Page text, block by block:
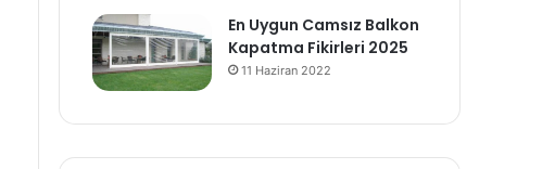
En Uygun Camsız Balkon
Kapatma Fikirleri 2025
11 Haziran 2022